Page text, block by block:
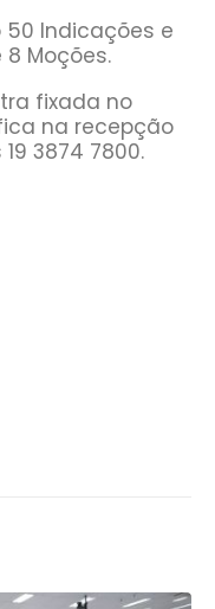
Indicações e
Moções.
fixada no
na recepção
3874 7800.